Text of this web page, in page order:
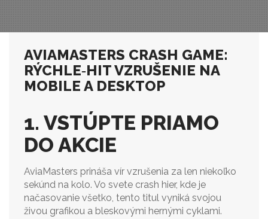
AVIAMASTERS CRASH GAME:
RÝCHLE‑HIT VZRUŠENIE NA
MOBILE A DESKTOP
1. VSTÚPTE PRIAMO
DO AKCIE
AviaMasters prináša vír vzrušenia za len niekoľko
sekúnd na kolo. Vo svete crash hier, kde je
načasovanie všetko, tento titul vyniká svojou
živou grafikou a bleskovými hernými cyklami.